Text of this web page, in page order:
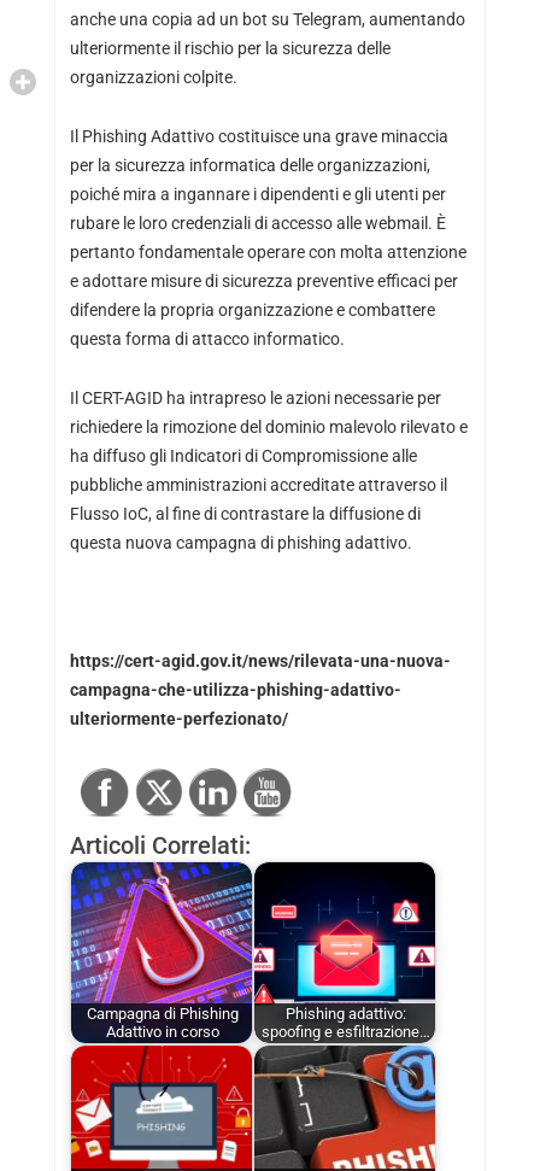
anche una copia ad un bot su Telegram, aumentando
ulteriormente il rischio per la sicurezza delle
organizzazioni colpite.
Il Phishing Adattivo costituisce una grave minaccia
per la sicurezza informatica delle organizzazioni,
poiché mira a ingannare i dipendenti e gli utenti per
rubare le loro credenziali di accesso alle webmail. È
pertanto fondamentale operare con molta attenzione
e adottare misure di sicurezza preventive efficaci per
difendere la propria organizzazione e combattere
questa forma di attacco informatico.
Il CERT-AGID ha intrapreso le azioni necessarie per
richiedere la rimozione del dominio malevolo rilevato e
ha diffuso gli Indicatori di Compromissione alle
pubbliche amministrazioni accreditate attraverso il
Flusso IoC, al fine di contrastare la diffusione di
questa nuova campagna di phishing adattivo.
https://cert-agid.gov.it/news/rilevata-una-nuova-
campagna-che-utilizza-phishing-adattivo-
ulteriormente-perfezionato/
Articoli Correlati:
Campagna di Phishing
Adattivo in corso
Phishing adattivo:
spoofing e esfiltrazione…